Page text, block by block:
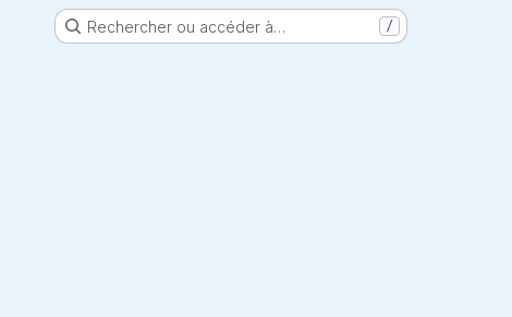
Rechercher ou accéder à… /